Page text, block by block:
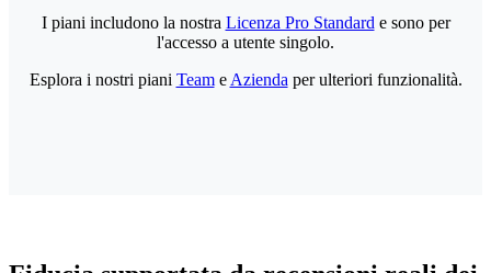
I piani includono la nostra Licenza Pro Standard e sono per
l'accesso a utente singolo.
Esplora i nostri piani Teame Azienda per ulteriori funzionalità.